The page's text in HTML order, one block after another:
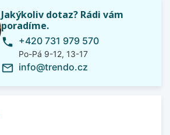
Jakýkoliv dotaz? Rádi vám
poradíme.
phone +420 731 979 570
Po-Pá 9-12, 13-17
mail_outline info@trendo.cz